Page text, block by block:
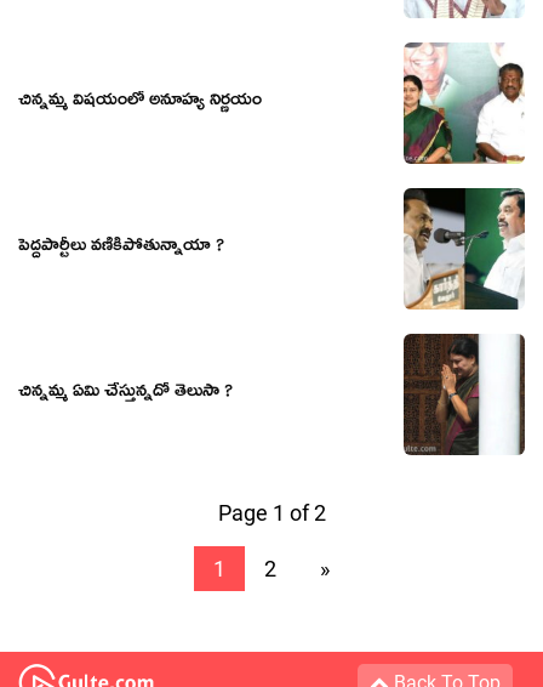
చిన్నమ్మ విషయంలో అనూహ్య నిర్ణయం
పెద్దపార్టీలు వణికిపోతున్నాయా ?
చిన్నమ్మ ఏమి చేస్తున్నదో తెలుసా ?
Page 1 of 2
1 2 »
Back To Top